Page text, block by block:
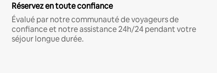
Réservez en toute confiance
Évalué par notre communauté de voyageurs de
confiance et notre assistance 24h/24 pendant votre
séjour longue durée.